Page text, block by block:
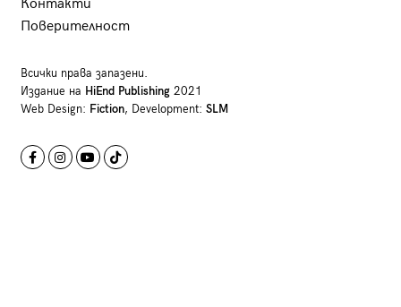
Контакти
Поверителност
Всички права запазени.
Издание на HiEnd Publishing2021
Web Design: Fiction, Development: SLM